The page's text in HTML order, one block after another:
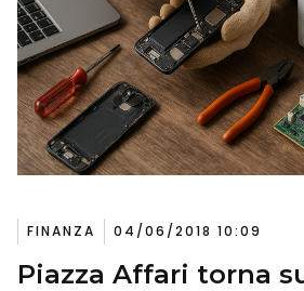
FINANZA 04/06/2018 10:09
Piazza Affari torna